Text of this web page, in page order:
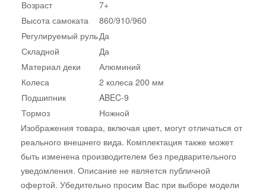
Возраст
7+
Высота самоката
860/910/960
Регулируемый рульДа
Складной
Да
Материал деки
Алюминий
Колеса
2 колеса 200 мм
Подшипник
ABEC-9
Тормоз
Ножной
Изображения товара, включая цвет, могут отличаться от
реального внешнего вида. Комплектация также может
быть изменена производителем без предварительного
уведомления. Описание не является публичной
офертой. Убедительно просим Вас при выборе модели